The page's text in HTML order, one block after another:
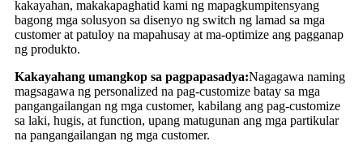
kakayahan, makakapaghatid kami ng mapagkumpitensyang
bagong mga solusyon sa disenyo ng switch ng lamad sa mga
customer at patuloy na mapahusay at ma-optimize ang pagganap
ng produkto.
Kakayahang umangkop sa pagpapasadya:Nagagawa naming
magsagawa ng personalized na pag-customize batay sa mga
pangangailangan ng mga customer, kabilang ang pag-customize
sa laki, hugis, at function, upang matugunan ang mga partikular
na pangangailangan ng mga customer.